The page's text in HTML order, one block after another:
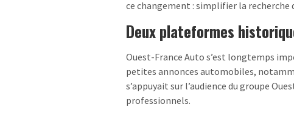
ce changement : simplifier la recherche
Deux plateformes
Ouest-France Auto s’est longtemps
petites annonces automobiles,
s’appuyait sur l’audience du groupe
professionnels.